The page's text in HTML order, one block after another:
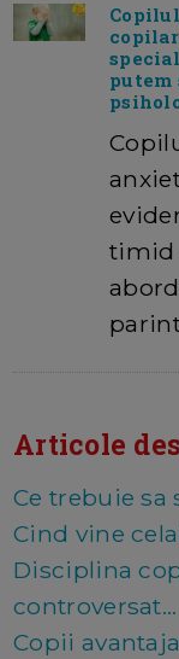
putem
timid
Articole
Ce trebuie sa
Cind vine
Disciplina
controversat...
Copii